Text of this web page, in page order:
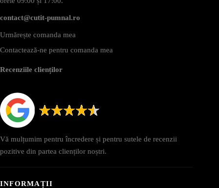
contact@cutit-pumnal.ro
Urmărește comanda mea
Contactează-ne pentru comanda mea
Recenziile clienților
Vă mulțumim pentru încredere și pentru sutele de recenzii
pozitive din partea clienților noștri.
INFORMAȚII